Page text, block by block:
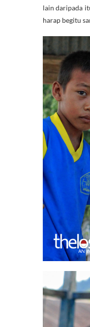
lain daripada
harap begitu